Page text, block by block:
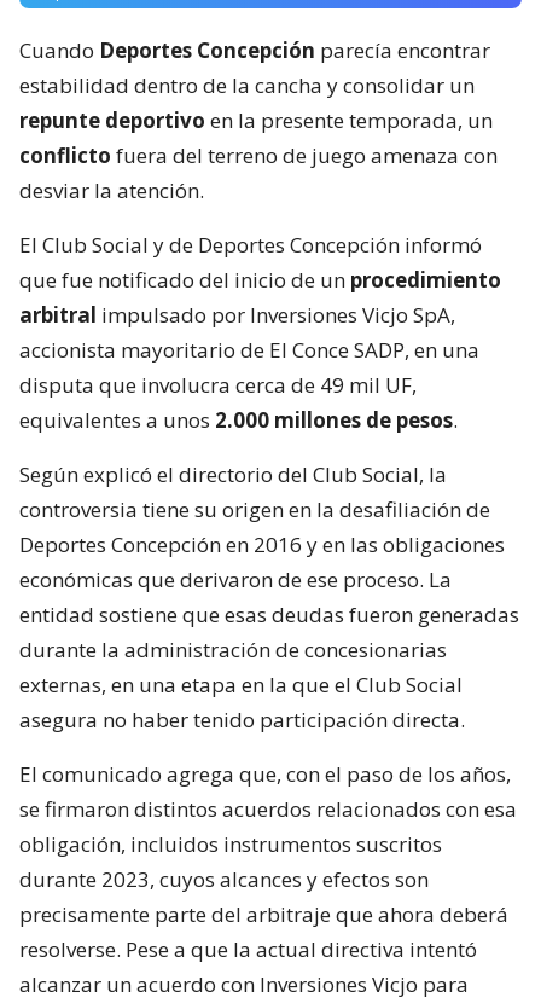
Cuando Deportes Concepción parecía encontrar
estabilidad dentro de la cancha y consolidar un
repunte deportivo en la presente temporada, un
conflicto fuera del terreno de juego amenaza con
desviar la atención.
El Club Social y de Deportes Concepción informó
que fue notificado del inicio de un procedimiento
arbitral impulsado por Inversiones Vicjo SpA,
accionista mayoritario de El Conce SADP, en una
disputa que involucra cerca de 49 mil UF,
equivalentes a unos 2.000 millones de pesos.
Según explicó el directorio del Club Social, la
controversia tiene su origen en la desafiliación de
Deportes Concepción en 2016 y en las obligaciones
económicas que derivaron de ese proceso. La
entidad sostiene que esas deudas fueron generadas
durante la administración de concesionarias
externas, en una etapa en la que el Club Social
asegura no haber tenido participación directa.
El comunicado agrega que, con el paso de los años,
se firmaron distintos acuerdos relacionados con esa
obligación, incluidos instrumentos suscritos
durante 2023, cuyos alcances y efectos son
precisamente parte del arbitraje que ahora deberá
resolverse. Pese a que la actual directiva intentó
alcanzar un acuerdo con Inversiones Vicjo para